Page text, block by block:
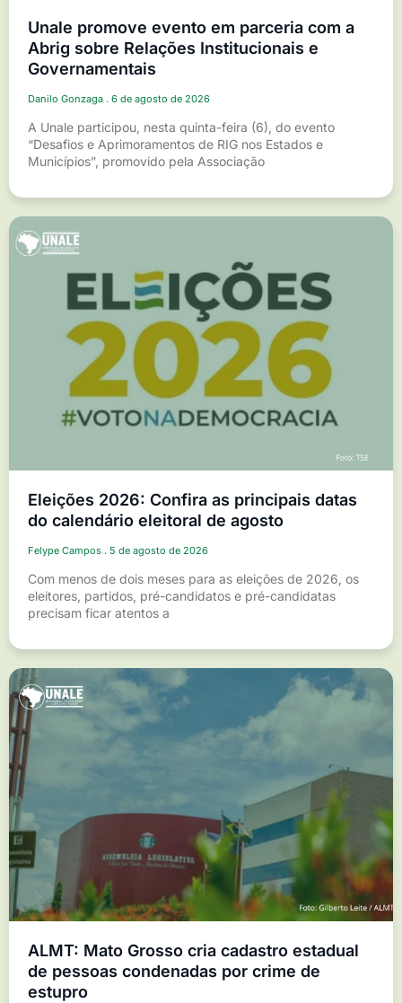
Unale promove evento em parceria com a
Abrig sobre Relações Institucionais e
Governamentais
Danilo Gonzaga 6 de agosto de 2026
A Unale participou, nesta quinta-feira (6), do evento
“Desafios e Aprimoramentos de RIG nos Estados e
Municípios”, promovido pela Associação
Eleições 2026: Confira as principais datas
do calendário eleitoral de agosto
Felype Campos 5 de agosto de 2026
Com menos de dois meses para as eleições de 2026, os
eleitores, partidos, pré-candidatos e pré-candidatas
precisam ficar atentos a
ALMT: Mato Grosso cria cadastro estadual
de pessoas condenadas por crime de
estupro